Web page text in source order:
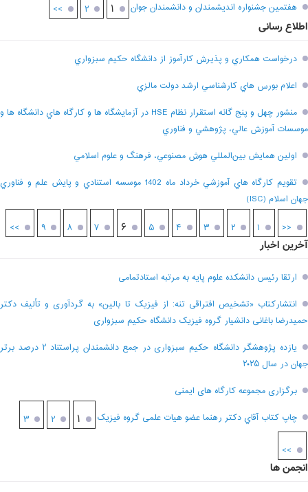
هفتمين جشنواره انديشمندان و دانشمندان جوان
۱ ۲ >>
اطلاع رسانی
درخواست همکاري و پذيرش کارآموز از دانشگاه حکيم سبزواري
اعلام بورس هاي کارشناسي ارشد دولت مالزي
منشور چهل و پنج گانه استقرار نظام HSE در آزمايشگاه ها و کارگاه هاي دانشگاه ها و
موسسات آموزش عالي، پژوهشي و فناوري
اولين همايش بين‌المللي هوش مصنوعي، فرهنگ و علوم اسلامي
تقويم کارگاه هاي آموزشي خرداد ماه 1402 موسسه استنادي و پايش علم و فناوري
جهان اسلام (ISC)
<< ۱ ۲ ۳ ۴ ۵ ۶ ۷ ۸ ۹ >>
آخرین اخبار
ارتقا رئیس دانشکده علوم پایه به مرتبه استادتمامی
انتشارکتاب «تشخیص افتراقی تنه: از فیزیک تا بالین» به گردآوری و تألیف دکتر
حمیدرضا باغانی دانشیار گروه فیزیک دانشگاه حکیم سبزواری
یازده پژوهشگر دانشگاه حکیم سبزواری در جمع دانشمندان پراستناد ۲ درصد برتر
جهان در سال ۲۰۲۵
برگزاری مجموعه کارگاه های ایمنی
چاپ کتاب آقاي دکتر رهنما عضو هیات علمی گروه فیزیک
۱ ۲ ۳
>>
انجمن ها